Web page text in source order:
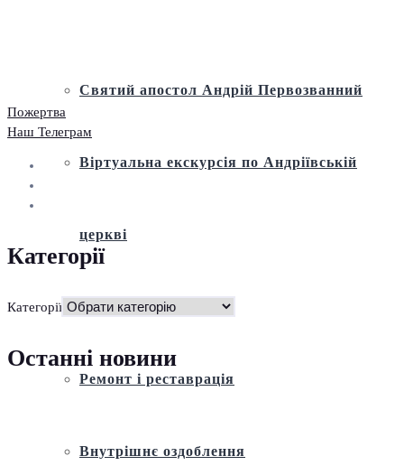
Святий апостол Андрій Первозванний
Віртуальна екскурсія по Андріївській
церкві
Історія
Ремонт і реставрація
Внутрішнє оздоблення
Пожертва
Наш Телеграм
Категорії
Категорії
Останні новини